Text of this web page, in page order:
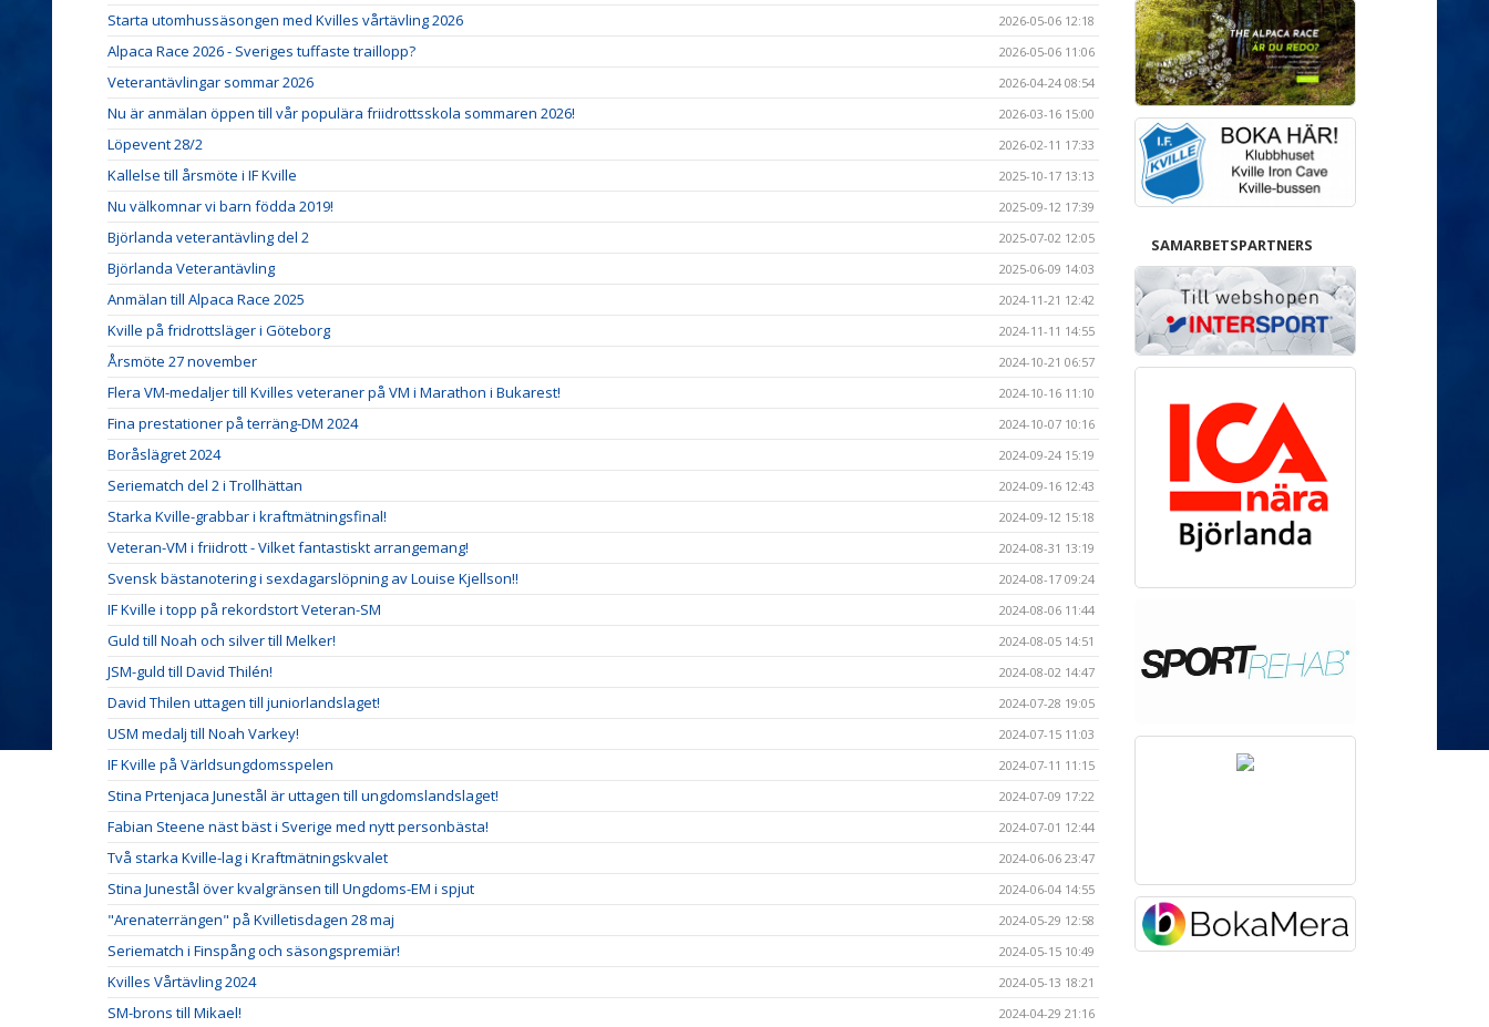
Starta utomhussäsongen med Kvilles vårtävling 2026 2026-05-06 12:18
Alpaca Race 2026 - Sveriges tuffaste traillopp? 2026-05-06 11:06
Veterantävlingar sommar 2026 2026-04-24 08:54
Nu är anmälan öppen till vår populära friidrottsskola sommaren 2026! 2026-03-16 15:00
Löpevent 28/2 2026-02-11 17:33
Kallelse till årsmöte i IF Kville 2025-10-17 13:13
Nu välkomnar vi barn födda 2019! 2025-09-12 17:39
Björlanda veterantävling del 2 2025-07-02 12:05
Björlanda Veterantävling 2025-06-09 14:03
Anmälan till Alpaca Race 2025 2024-11-21 12:42
Kville på fridrottsläger i Göteborg 2024-11-11 14:55
Årsmöte 27 november 2024-10-21 06:57
Flera VM-medaljer till Kvilles veteraner på VM i Marathon i Bukarest! 2024-10-16 11:10
Fina prestationer på terräng-DM 2024 2024-10-07 10:16
Boråslägret 2024 2024-09-24 15:19
Seriematch del 2 i Trollhättan 2024-09-16 12:43
Starka Kville-grabbar i kraftmätningsfinal! 2024-09-12 15:18
Veteran-VM i friidrott - Vilket fantastiskt arrangemang! 2024-08-31 13:19
Svensk bästanotering i sexdagarslöpning av Louise Kjellson!! 2024-08-17 09:24
IF Kville i topp på rekordstort Veteran-SM 2024-08-06 11:44
Guld till Noah och silver till Melker! 2024-08-05 14:51
JSM-guld till David Thilén! 2024-08-02 14:47
David Thilen uttagen till juniorlandslaget! 2024-07-28 19:05
USM medalj till Noah Varkey! 2024-07-15 11:03
IF Kville på Världsungdomsspelen 2024-07-11 11:15
Stina Prtenjaca Junestål är uttagen till ungdomslandslaget! 2024-07-09 17:22
Fabian Steene näst bäst i Sverige med nytt personbästa! 2024-07-01 12:44
Två starka Kville-lag i Kraftmätningskvalet 2024-06-06 23:47
Stina Junestål över kvalgränsen till Ungdoms-EM i spjut 2024-06-04 14:55
"Arenaterrängen" på Kvilletisdagen 28 maj 2024-05-29 12:58
Seriematch i Finspång och säsongspremiär! 2024-05-15 10:49
Kvilles Vårtävling 2024 2024-05-13 18:21
SM-brons till Mikael! 2024-04-29 21:16
SAMARBETSPARTNERS